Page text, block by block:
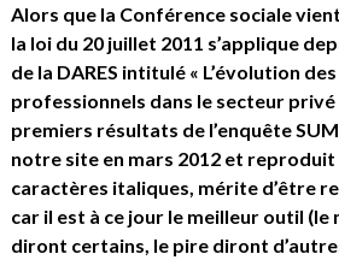
Alors que la Conférence sociale
la loi du 20 juillet 2011 s’applique
de la DARES intitulé « L’évolution
professionnels dans le secteur privé
premiers résultats de l’enquête
notre site en mars 2012 et reproduit
caractères italiques, mérite d’être
car il est à ce jour le meilleur outil (le
diront certains, le pire diront